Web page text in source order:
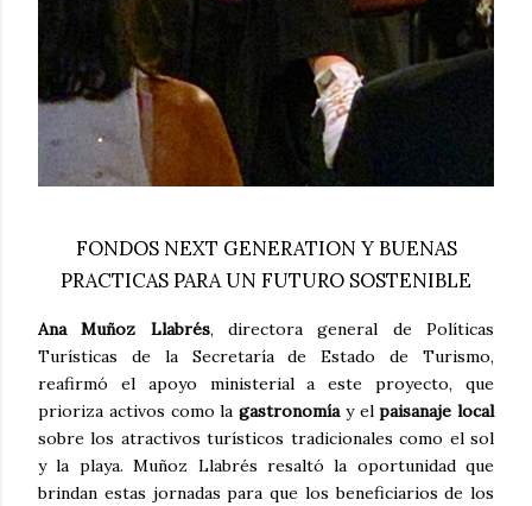
FONDOS NEXT GENERATION Y BUENAS
PRACTICAS PARA UN FUTURO SOSTENIBLE
Ana Muñoz Llabrés, directora general de Políticas
Turísticas de la Secretaría de Estado de Turismo,
reafirmó el apoyo ministerial a este proyecto, que
prioriza activos como la gastronomíay elpaisanaje local
sobre los atractivos turísticos tradicionales como el sol
y la playa. Muñoz Llabrés resaltó la oportunidad que
brindan estas jornadas para que los beneficiarios de los